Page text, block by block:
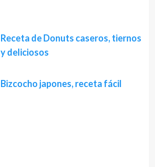
Receta de Donuts caseros, tiernos
y deliciosos
Bizcocho japones, receta fácil